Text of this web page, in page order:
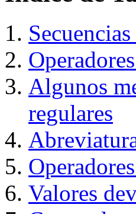
Algunos
regulares
Valores